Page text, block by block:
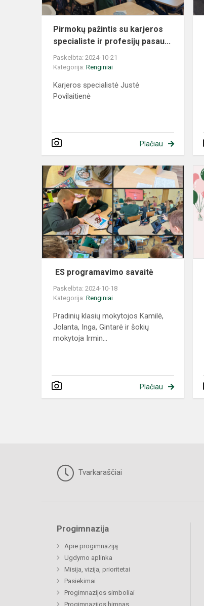
Pirmokų pažintis su karjeros
specialiste ir profesijų pasau...
Paskelbta: 2024-10-21
Kategorija: Renginiai
Karjeros specialistė Justė
Povilaitienė
Plačiau
ES programavimo savaitė
Paskelbta: 2024-10-18
Kategorija: Renginiai
Pradinių klasių mokytojos Kamilė,
Jolanta, Inga, Gintarė ir šokių
mokytoja Irmin...
Plačiau
Tvarkaraščiai
Progimnazija
Apie progimnaziją
Ugdymo aplinka
Misija, vizija, prioritetai
Pasiekimai
Progimnazijos simboliai
Progimnazijos himnas